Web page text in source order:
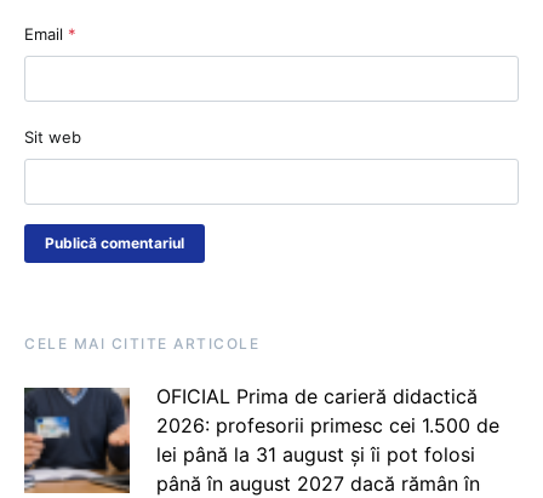
Email *
Sit web
CELE MAI CITITE ARTICOLE
OFICIAL Prima de carieră didactică
2026: profesorii primesc cei 1.500 de
lei până la 31 august și îi pot folosi
până în august 2027 dacă rămân în